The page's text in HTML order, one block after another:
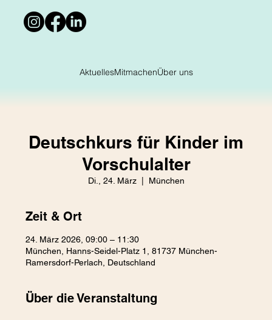
AktuellesMitmachenÜber uns
Deutschkurs für Kinder im
Vorschulalter
Di., 24. März
  |
München
Zeit & Ort
24. März 2026, 09:00 – 11:30
München, Hanns-Seidel-Platz 1, 81737 München-
Ramersdorf-Perlach, Deutschland
Über die Veranstaltung